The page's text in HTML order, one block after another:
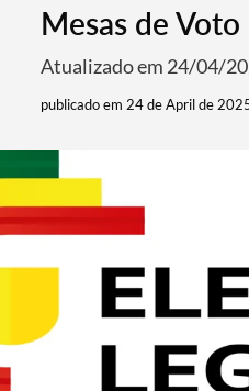
Mesas de Voto
Atualizado em 24/04/
publicado em 24 de April de